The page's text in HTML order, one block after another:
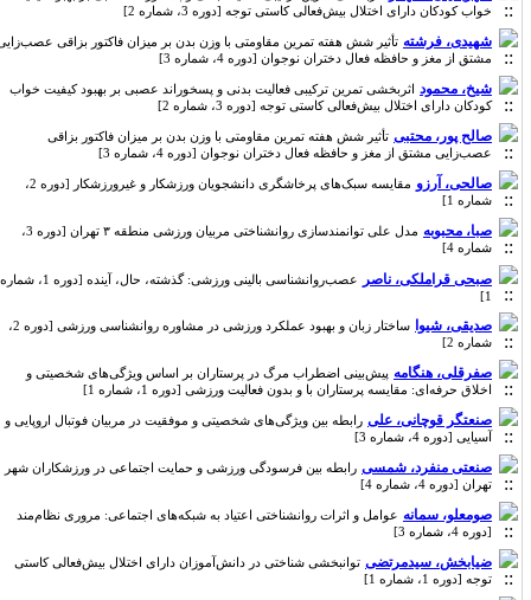
خواب کودکان دارای اختلال بیش‌فعالی کاستی توجه [دوره 3، شماره 2]
شهیدی، فرشته تأثیر شش هفته تمرین مقاومتی با وزن بدن بر میزان فاکتور بزاقی عصب‌زایی
مشتق از مغز و حافظه فعال دختران نوجوان [دوره 4، شماره 3]
شیخ، محمود اثربخشی تمرین ترکیبی فعالیت بدنی و پسخوراند عصبی بر بهبود کیفیت خواب
کودکان دارای اختلال بیش‌فعالی کاستی توجه [دوره 3، شماره 2]
صالح پور، محتبی تأثیر شش هفته تمرین مقاومتی با وزن بدن بر میزان فاکتور بزاقی
عصب‌زایی مشتق از مغز و حافظه فعال دختران نوجوان [دوره 4، شماره 3]
صالحی، آرزو
مقایسه سبک‌های پرخاشگری دانشجویان ورزشکار و غیرورزشکار [دوره 2،
شماره 1]
صبا، محبوبه
مدل علی توانمندسازی روانشناختی مربیان ورزشی منطقه ۳ تهران [دوره 3،
شماره 4]
صبحی قراملکی، ناصر
عصب‌روانشناسی بالینی ورزشی: گذشته، حال، آینده [دوره 1، شماره
1]
صدیقی، شیوا
ساختار زبان و بهبود عملکرد ورزشی در مشاوره روانشناسی ورزشی [دوره 2،
شماره 2]
صفرقلی، هنگامه پیش‌بینی اضطراب مرگ در پرستاران بر اساس ویژگی‌های شخصیتی و
اخلاق حرفه‌ای: مقایسه پرستاران با و بدون فعالیت ورزشی [دوره 1، شماره 1]
صنعتگر قوچانی، علی رابطه بین ویژگی‌های شخصیتی و موفقیت در مربیان فوتبال اروپایی و
آسیایی [دوره 4، شماره 3]
صنعتی منفرد، شمسی رابطه بین فرسودگی ورزشی و حمایت اجتماعی در ورزشکاران شهر
تهران [دوره 4، شماره 4]
صومعلو، سمانه عوامل و اثرات روانشناختی اعتیاد به شبکه‌های اجتماعی: مروری نظام‌مند
[دوره 4، شماره 3]
ضیابخش، سیدمرتضی توانبخشی شناختی در دانش‌آموزان دارای اختلال بیش‌فعالی کاستی
توجه [دوره 1، شماره 1]